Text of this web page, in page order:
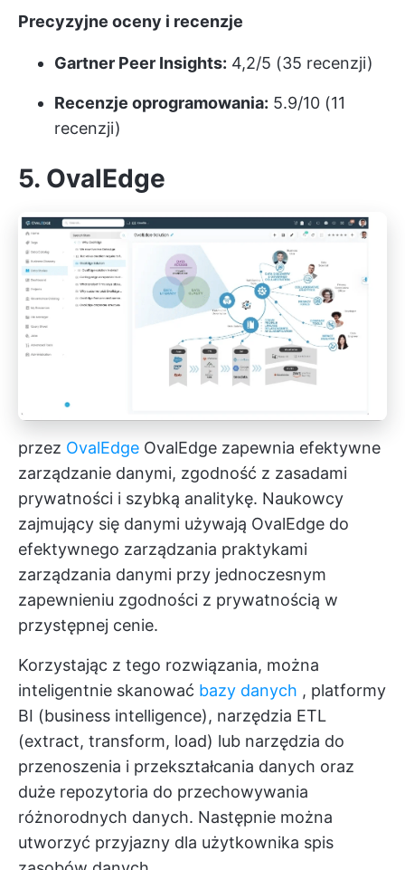
Precyzyjne oceny i recenzje
Gartner Peer Insights: 4,2/5 (35 recenzji)
Recenzje oprogramowania: 5.9/10 (11
recenzji)
5. OvalEdge
przez OvalEdge OvalEdge zapewnia efektywne
zarządzanie danymi, zgodność z zasadami
prywatności i szybką analitykę. Naukowcy
zajmujący się danymi używają OvalEdge do
efektywnego zarządzania praktykami
zarządzania danymi przy jednoczesnym
zapewnieniu zgodności z prywatnością w
przystępnej cenie.
Korzystając z tego rozwiązania, można
inteligentnie skanować bazy danych , platformy
BI (business intelligence), narzędzia ETL
(extract, transform, load) lub narzędzia do
przenoszenia i przekształcania danych oraz
duże repozytoria do przechowywania
różnorodnych danych. Następnie można
utworzyć przyjazny dla użytkownika spis